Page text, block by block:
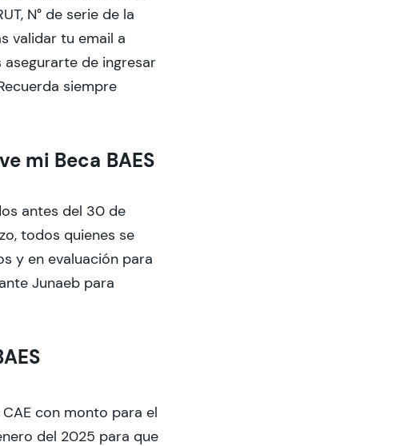
N° de serie de la
validar tu email a
asegurarte de ingresar
siempre
mi Beca BAES
antes del 30 de
todos quienes se
y en evaluación para
Junaeb para
con monto para el
del 2025 para que